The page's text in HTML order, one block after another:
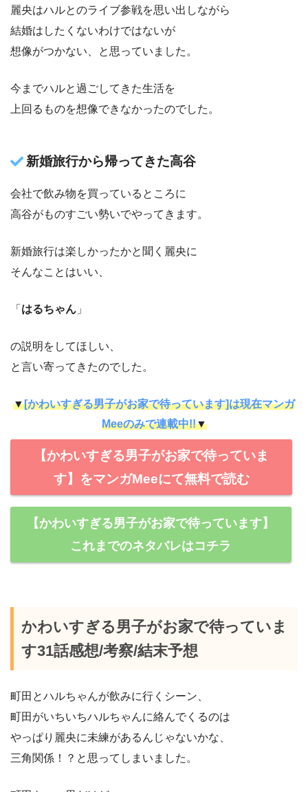
麗央はハルとのライブ参戦を思い出しながら
結婚はしたくないわけではないが
想像がつかない、と思っていました。
今までハルと過ごしてきた生活を
上回るものを想像できなかったのでした。
新婚旅行から帰ってきた高谷
会社で飲み物を買っているところに
高谷がものすごい勢いでやってきます。
新婚旅行は楽しかったかと聞く麗央に
そんなことはいい、
「 はるちゃん 」
の説明をしてほしい、
と言い寄ってきたのでした。
▼[かわいすぎる男子がお家で待っています]は現在マンガ
Meeのみで連載中!!▼
【かわいすぎる男子がお家で待っていま
す】をマンガMeeにて無料で読む
【かわいすぎる男子がお家で待っています】
これまでのネタバレはコチラ
かわいすぎる男子がお家で待っていま
す31話感想/考察/結末予想
町田とハルちゃんが飲みに行くシーン、
町田がいちいちハルちゃんに絡んでくるのは
やっぱり麗央に未練があるんじゃないかな、
三角関係！？と思ってしまいました。